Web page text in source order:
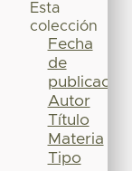
Esta
colección
Fecha
de
publicación
Autor
Título
Materia
Tipo